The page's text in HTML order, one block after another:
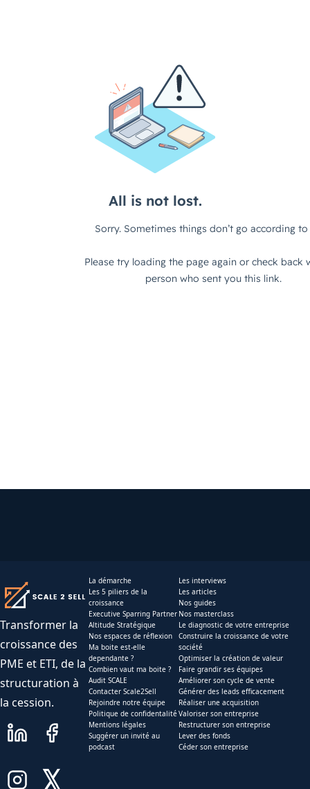
Transformer la
croissance des
PME et ETI, de la
structuration à
la cession.
La démarche
Les 5 piliers de la
croissance
Executive Sparring Partner
Altitude Stratégique
Nos espaces de réflexion
Ma boite est-elle
dependante ?
Combien vaut ma boite ?
Audit SCALE
Contacter Scale2Sell
Rejoindre notre équipe
Politique de confidentalité
Mentions légales
Suggérer un invité au
podcast
Les interviews
Les articles
Nos guides
Nos masterclass
Le diagnostic de votre entreprise
Construire la croissance de votre
société
Optimiser la création de valeur
Faire grandir ses équipes
Améliorer son cycle de vente
Générer des leads efficacement
Réaliser une acquisition
Valoriser son entreprise
Restructurer son entreprise
Lever des fonds
Céder son entreprise